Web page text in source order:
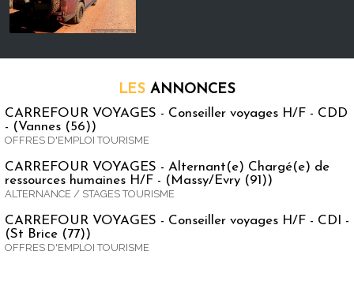
LES ANNONCES
CARREFOUR VOYAGES - Conseiller voyages H/F - CDD
- (Vannes (56))
OFFRES D'EMPLOI TOURISME
CARREFOUR VOYAGES - Alternant(e) Chargé(e) de
ressources humaines H/F - (Massy/Evry (91))
ALTERNANCE / STAGES TOURISME
CARREFOUR VOYAGES - Conseiller voyages H/F - CDI -
(St Brice (77))
OFFRES D'EMPLOI TOURISME